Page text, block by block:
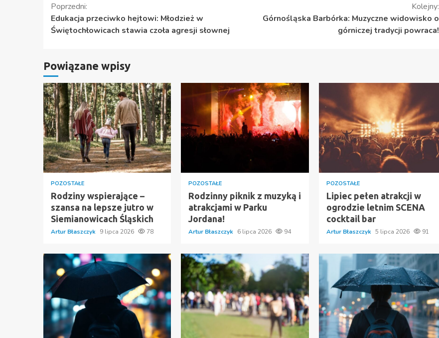
Kontynuuj
czytanie
Poprzedni:
Edukacja przeciwko hejtowi: Młodzież w
Świętochłowicach stawia czoła agresji słownej
Kolejny:
Górnośląska Barbórka: Muzyczne widowisko o
górniczej tradycji powraca!
Powiązane wpisy
POZOSTAŁE
Rodziny wspierające –
szansa na lepsze jutro w
Siemianowicach Śląskich
Artur Błaszczyk 9 lipca 2026 78
POZOSTAŁE
Rodzinny piknik z muzyką i
atrakcjami w Parku
Jordana!
Artur Błaszczyk 6 lipca 2026 94
POZOSTAŁE
Lipiec pełen atrakcji w
ogrodzie letnim SCENA
cocktail bar
Artur Błaszczyk 5 lipca 2026 91